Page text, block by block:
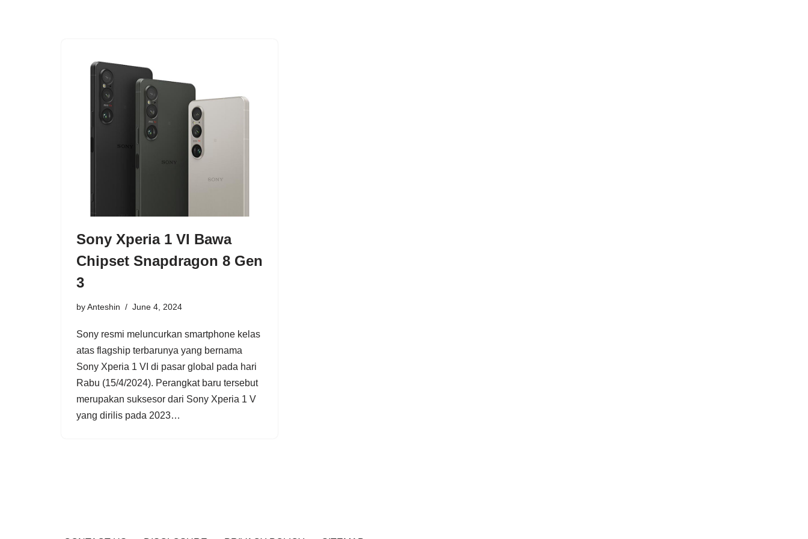
Sony Xperia 1 VI Bawa
Chipset Snapdragon 8 Gen
3
byAnteshin June 4, 2024
Sony resmi meluncurkan smartphone kelas
atas flagship terbarunya yang bernama
Sony Xperia 1 VI di pasar global pada hari
Rabu (15/4/2024). Perangkat baru tersebut
merupakan suksesor dari Sony Xperia 1 V
yang dirilis pada 2023…